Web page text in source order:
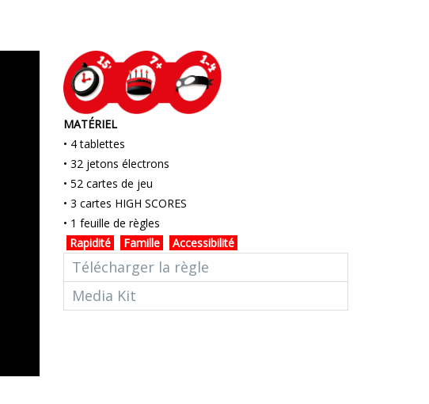
MATÉRIEL
• 4 tablettes
• 32 jetons électrons
• 52 cartes de jeu
• 3 cartes HIGH SCORES
• 1 feuille de règles
Rapidité
Famille Accessibilité
Télécharger la règle
Media Kit